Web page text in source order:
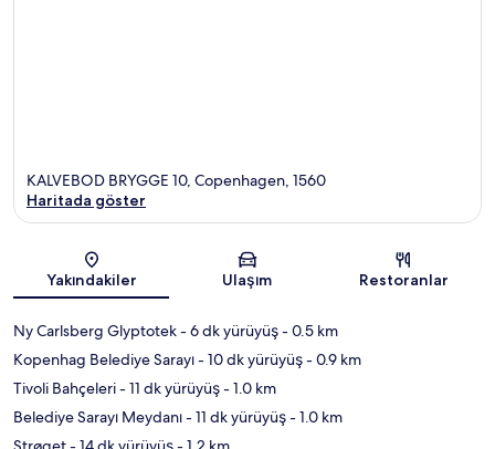
Harita
KALVEBOD BRYGGE 10, Copenhagen, 1560
Haritada göster
Yakındakiler Ulaşım Restoranlar
Ny Carlsberg Glyptotek- 6 dk yürüyüş- 0.5 km
Kopenhag Belediye Sarayı- 10 dk yürüyüş- 0.9 km
Tivoli Bahçeleri- 11 dk yürüyüş- 1.0 km
Belediye Sarayı Meydanı- 11 dk yürüyüş- 1.0 km